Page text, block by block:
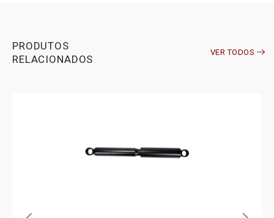
PRODUTOS
RELACIONADOS
VER TODOS